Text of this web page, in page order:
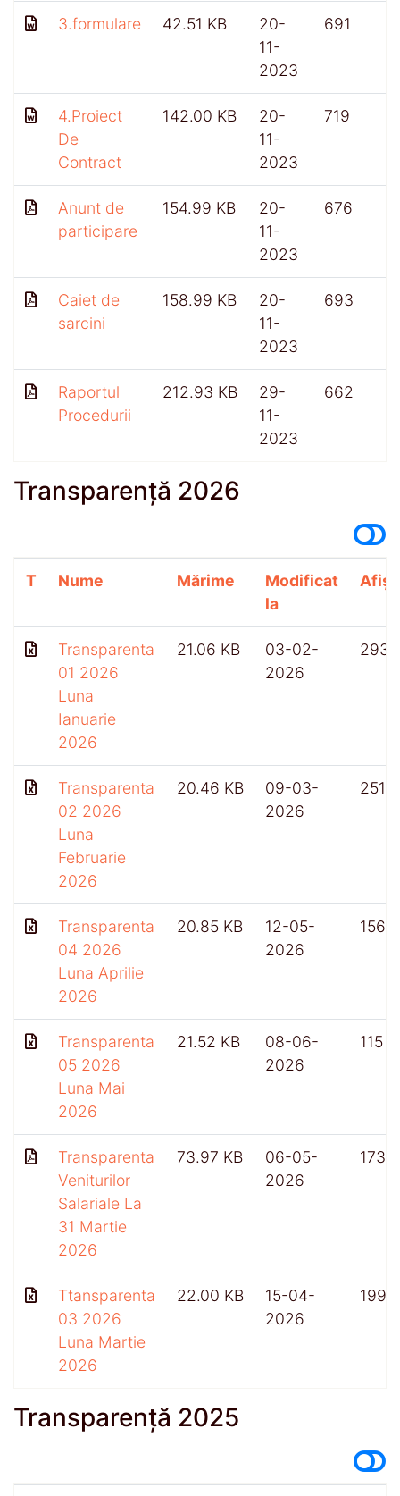
3.formulare 42.51 KB
20-
11-
2023
691
4.Proiect
De
Contract
142.00 KB
20-
11-
2023
719
Anunt de
participare
154.99 KB
20-
11-
2023
676
Caiet de
sarcini
158.99 KB
20-
11-
2023
693
Raportul
Procedurii
212.93 KB
29-
11-
2023
662
Transparență 2026
T Nume Mărime
Modificat
la
Transparenta
01 2026
Luna
Ianuarie
2026
21.06 KB
03-02-
2026
293
Transparenta
02 2026
Luna
Februarie
2026
20.46 KB
09-03-
2026
251
Transparenta
04 2026
Luna Aprilie
2026
20.85 KB
12-05-
2026
156
Transparenta
05 2026
Luna Mai
2026
21.52 KB
08-06-
2026
115
Transparenta
Veniturilor
Salariale La
31 Martie
2026
73.97 KB
06-05-
2026
173
Ttansparenta
03 2026
Luna Martie
2026
22.00 KB
15-04-
2026
199
Transparență 2025